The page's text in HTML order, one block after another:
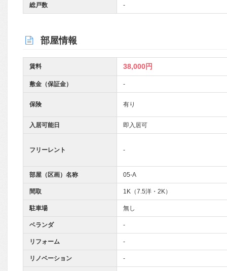
総戸数 -
部屋情報
賃料 38,000円
敷金（保証金） -
保険 有り
入居可能日 即入居可
フリーレント -
部屋（区画）名称 05-A
間取 1K（7.5洋・2K）
駐車場 無し
ベランダ -
リフォーム -
リノベーション -